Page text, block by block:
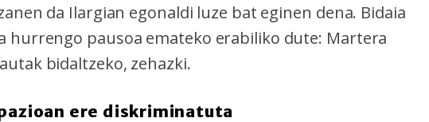
da Ilargian egonaldi luze bat eginen dena. Bidaia
hurrengo pausoa emateko erabiliko dute: Martera
bidaltzeko, zehazki.
ere diskriminatuta